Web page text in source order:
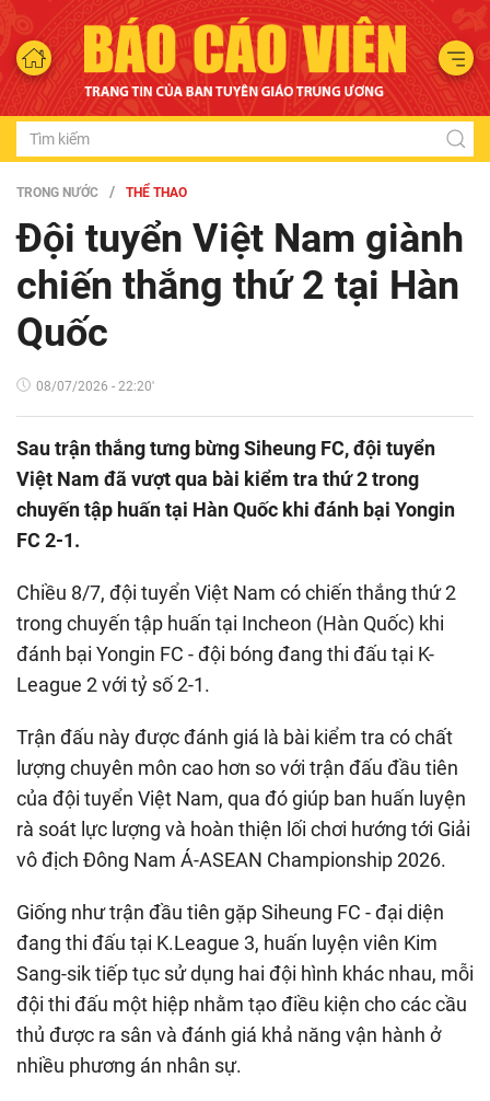
TRONG NƯỚC THỂ THAO
Đội tuyển Việt Nam giành
chiến thắng thứ 2 tại Hàn
Quốc
08/07/2026 - 22:20'
Sau trận thắng tưng bừng Siheung FC, đội tuyển
Việt Nam đã vượt qua bài kiểm tra thứ 2 trong
chuyến tập huấn tại Hàn Quốc khi đánh bại Yongin
FC 2-1.
Chiều 8/7, đội tuyển Việt Nam có chiến thắng thứ 2
trong chuyến tập huấn tại Incheon (Hàn Quốc) khi
đánh bại Yongin FC - đội bóng đang thi đấu tại K-
League 2 với tỷ số 2-1.
Trận đấu này được đánh giá là bài kiểm tra có chất
lượng chuyên môn cao hơn so với trận đấu đầu tiên
của đội tuyển Việt Nam, qua đó giúp ban huấn luyện
rà soát lực lượng và hoàn thiện lối chơi hướng tới Giải
vô địch Đông Nam Á-ASEAN Championship 2026.
Giống như trận đầu tiên gặp Siheung FC - đại diện
đang thi đấu tại K.League 3, huấn luyện viên Kim
Sang-sik tiếp tục sử dụng hai đội hình khác nhau, mỗi
đội thi đấu một hiệp nhằm tạo điều kiện cho các cầu
thủ được ra sân và đánh giá khả năng vận hành ở
nhiều phương án nhân sự.